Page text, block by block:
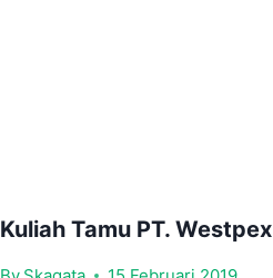
Kuliah Tamu PT. Westpex